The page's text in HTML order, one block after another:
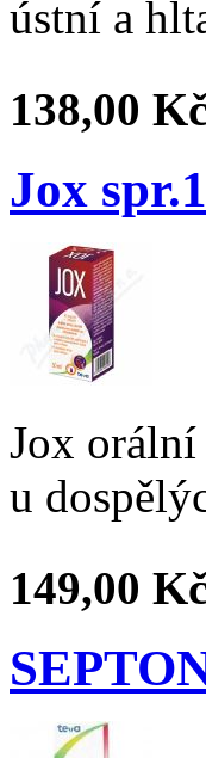
ústní a
138,00
Jox
Jox
u
149,00